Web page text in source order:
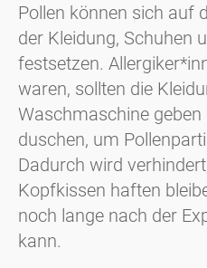
Pollen können sich auf
der Kleidung, Schuhen
festsetzen.
waren, sollten die
Waschmaschine
duschen, um
Dadurch wird
Kopfkissen haften
noch lange nach der
kann.